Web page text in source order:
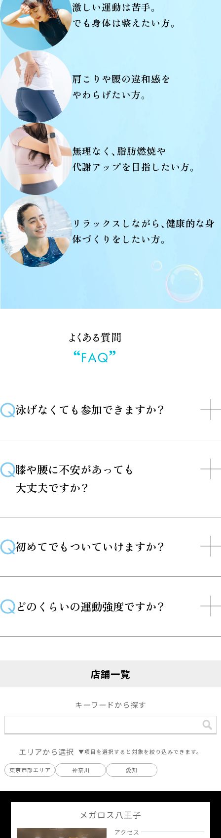
激しい運動は苦手。
でも身体は整えたい方。
肩こりや腰の違和感を
やわらげたい方。
無理なく、脂肪燃焼や
代謝アップを目指したい方。
リラックスしながら、健康的な身
体づくりをしたい方。
泳げなくても参加できますか？
膝や腰に不安があっても
大丈夫ですか？
初めてでもついていけますか？
どのくらいの運動強度ですか？
店舗一覧
キーワードから探す
エリアから選択 ▼項目を選択すると対象を絞り込みできます。
東京市部エリア 神奈川 愛知
メガロス八王子
アクセス